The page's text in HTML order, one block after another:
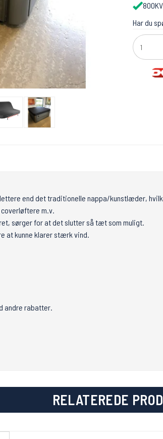
Har du
end det traditionelle nappa/kunstlæder,
m.v.
sørger for at det slutter så tæt som muligt.
at kunne klarer stærk vind.
andre rabatter.
RELATEREDE